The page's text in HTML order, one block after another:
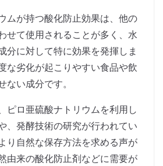
ムが持つ酸化防止効果は、他の
せて使用されることが多く、水
分に対して特に効果を発揮しま
な劣化が起こりやすい食品や飲
い成分です。
ピロ亜硫酸ナトリウムを利用し
、発酵技術の研究が行われてい
り自然な保存方法を求める声が
由来の酸化防止剤などに需要が